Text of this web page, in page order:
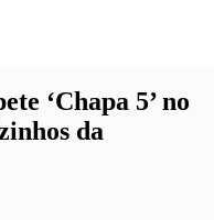
‘Chapa 5’ no
da